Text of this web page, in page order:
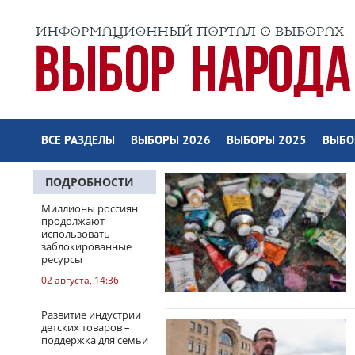
ВСЕ РАЗДЕЛЫ ВЫБОРЫ 2026 ВЫБОРЫ 2025
ПОДРОБНОСТИ
Миллионы россиян
продолжают
использовать
заблокированные
ресурсы
02 августа, 14:36
Развитие индустрии
детских товаров –
поддержка для семьи